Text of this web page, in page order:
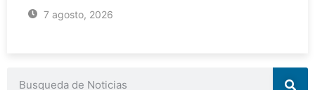
7 agosto, 2026